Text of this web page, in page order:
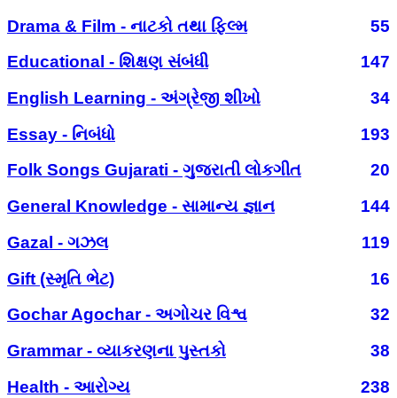
Drama & Film - નાટકો તથા ફિલ્મ
55
Educational - શિક્ષણ સંબંધી
147
English Learning - અંગ્રેજી શીખો
34
Essay - નિબંધો
193
Folk Songs Gujarati - ગુજરાતી લોકગીત
20
General Knowledge - સામાન્ય જ્ઞાન
144
Gazal - ગઝલ
119
Gift (સ્મૃતિ ભેટ)
16
Gochar Agochar - અગોચર વિશ્વ
32
Grammar - વ્યાકરણના પુસ્તકો
38
Health - આરોગ્ય
238